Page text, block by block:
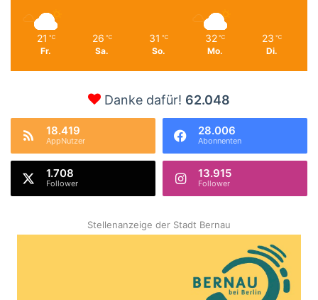
21 ℃
Fr.
26 ℃
Sa.
31 ℃
So.
32 ℃
Mo.
23 ℃
Di.
Danke dafür! 62.048
18.419
AppNutzer
28.006
Abonnenten
1.708
Follower
13.915
Follower
Stellenanzeige der Stadt Bernau